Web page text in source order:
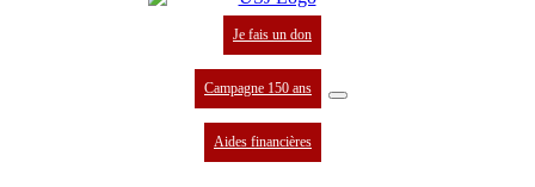
Je fais un don
Campagne 150 ans
Aides financières